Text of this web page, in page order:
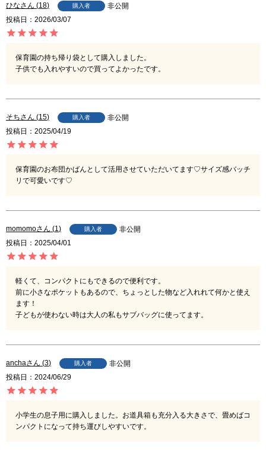
ひな 18 購入者
非公開
投稿日
2026/03/07
保育園の持ち帰り袋として購入しました。
子供でも入れやすいので買ってよかったです。
そち 15 購入者
非公開
投稿日
2025/04/19
保育園のお布団かばんとして活用させていただいてます♡サイズ感バッチ
リで可愛いです♡
momomo 1 購入者
非公開
投稿日
2025/04/01
軽くて、コンパクトにもできるので便利です。
前に小さなポケットもあるので、ちょっとした物など入れれて何かと使え
ます！
子どもが使わない時は大人の私もサブバッグに使ってます。
ancha 3 購入者
非公開
投稿日
2024/06/29
小学生の息子用に購入しました。お道具箱も充分入る大きさで、畳めばコ
ンパクトになって持ち運びしやすいです。